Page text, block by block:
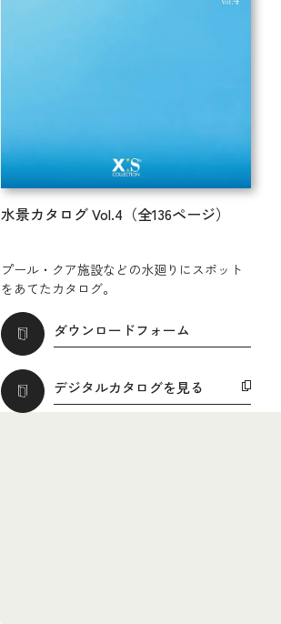
水景カタログ Vol.4（全136ページ）
プール・クア施設などの水廻りにスポット
をあてたカタログ。
ダウンロードフォーム
デジタルカタログを見る